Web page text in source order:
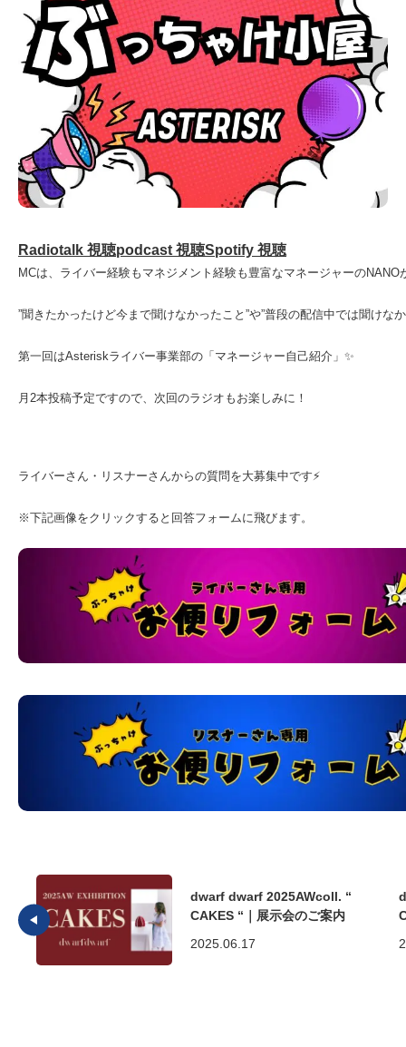
Radiotalk 視聴podcast 視聴Spotify 視聴
MCは、ライバー経験もマネジメント経験も豊富なマネージャーのNANO
”聞きたかったけど今まで聞けなかったこと”や”普段の配信中では聞けな
第一回はAsteriskライバー事業部の「マネージャー自己紹介」✨
月2本投稿予定ですので、次回のラジオもお楽しみに！
ライバーさん・リスナーさんからの質問を大募集中です⚡
※下記画像をクリックすると回答フォームに飛びます。
dwarf dwarf 2025AWcoll. “
CAKES “｜展示会のご案内
2025.06.17